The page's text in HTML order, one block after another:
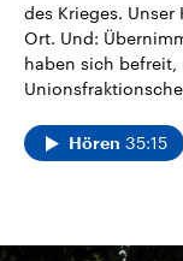
des Krieges.
Ort. Und:
haben sich befreit,
Hören 35:15